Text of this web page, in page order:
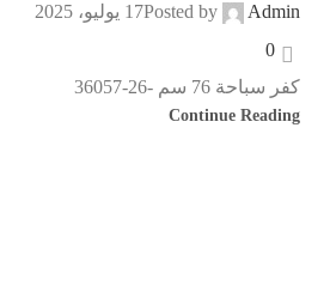
Posted by Admin
17 يوليو، 2025
0
كفر سباحة 76 سم -26-36057
Continue Reading